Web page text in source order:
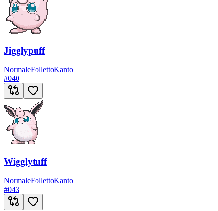
Jigglypuff
NormaleFollettoKanto
#040
Wigglytuff
NormaleFollettoKanto
#043